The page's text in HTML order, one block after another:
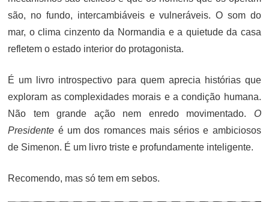
são, no fundo, intercambiáveis e vulneráveis. O som do
mar, o clima cinzento da Normandia e a quietude da casa
refletem o estado interior do protagonista.
É um livro introspectivo para quem aprecia histórias que
exploram as complexidades morais e a condição humana.
Não tem grande ação nem enredo movimentado. O
Presidente é um dos romances mais sérios e ambiciosos
de Simenon. É um livro triste e profundamente inteligente.
Recomendo, mas só tem em sebos.